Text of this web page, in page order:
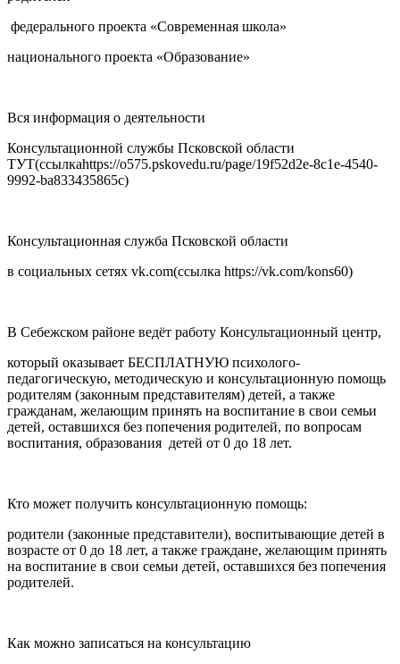
федерального проекта «Современная школа»
национального проекта «Образование»
Вся информация о деятельности
Консультационной службы Псковской области
ТУТ(ссылкаhttps://o575.pskovedu.ru/page/19f52d2e-8c1e-4540-
9992-ba833435865c)
Консультационная служба Псковской области
в социальных сетях vk.com(ссылка https://vk.com/kons60)
В Себежском районе ведёт работу Консультационный центр,
который оказывает БЕСПЛАТНУЮ психолого-
педагогическую, методическую и консультационную помощь
родителям (законным представителям) детей, а также
гражданам, желающим принять на воспитание в свои семьи
детей, оставшихся без попечения родителей, по вопросам
воспитания, образования детей от 0 до 18 лет.
Кто может получить консультационную помощь:
родители (законные представители), воспитывающие детей в
возрасте от 0 до 18 лет, а также граждане, желающим принять
на воспитание в свои семьи детей, оставшихся без попечения
родителей.
Как можно записаться на консультацию